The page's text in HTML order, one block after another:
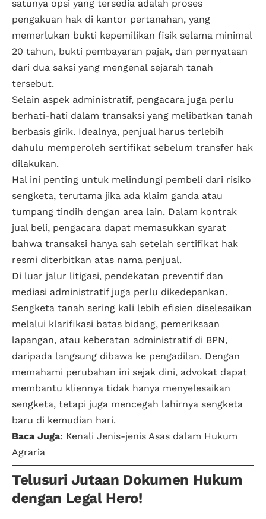
satunya opsi yang tersedia adalah proses
pengakuan hak di kantor pertanahan, yang
memerlukan bukti kepemilikan fisik selama minimal
20 tahun, bukti pembayaran pajak, dan pernyataan
dari dua saksi yang mengenal sejarah tanah
tersebut.
Selain aspek administratif, pengacara juga perlu
berhati-hati dalam transaksi yang melibatkan tanah
berbasis girik. Idealnya, penjual harus terlebih
dahulu memperoleh sertifikat sebelum transfer hak
dilakukan.
Hal ini penting untuk melindungi pembeli dari risiko
sengketa, terutama jika ada klaim ganda atau
tumpang tindih dengan area lain. Dalam kontrak
jual beli, pengacara dapat memasukkan syarat
bahwa transaksi hanya sah setelah sertifikat hak
resmi diterbitkan atas nama penjual.
Di luar jalur litigasi, pendekatan preventif dan
mediasi administratif juga perlu dikedepankan.
Sengketa tanah sering kali lebih efisien diselesaikan
melalui klarifikasi batas bidang, pemeriksaan
lapangan, atau keberatan administratif di BPN,
daripada langsung dibawa ke pengadilan. Dengan
memahami perubahan ini sejak dini, advokat dapat
membantu kliennya tidak hanya menyelesaikan
sengketa, tetapi juga mencegah lahirnya sengketa
baru di kemudian hari.
Baca Juga: Kenali Jenis-jenis Asas dalam Hukum
Agraria
Telusuri Jutaan Dokumen Hukum
dengan Legal Hero!